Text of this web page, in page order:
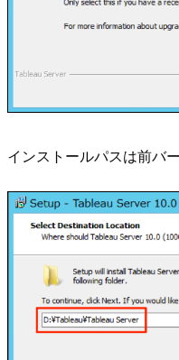
インストールパスは前バ